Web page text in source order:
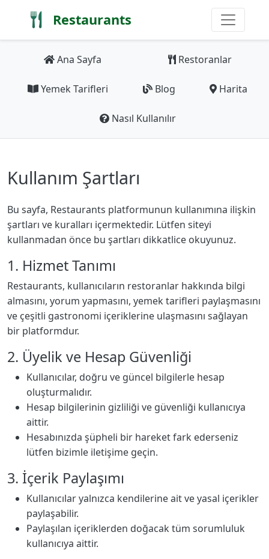
Restaurants
Ana Sayfa Restoranlar
Yemek Tarifleri Blog Harita
Nasıl Kullanılır
Kullanım Şartları
Bu sayfa, Restaurants platformunun kullanımına ilişkin
şartları ve kuralları içermektedir. Lütfen siteyi
kullanmadan önce bu şartları dikkatlice okuyunuz.
1. Hizmet Tanımı
Restaurants, kullanıcıların restoranlar hakkında bilgi
almasını, yorum yapmasını, yemek tarifleri paylaşmasını
ve çeşitli gastronomi içeriklerine ulaşmasını sağlayan
bir platformdur.
2. Üyelik ve Hesap Güvenliği
Kullanıcılar, doğru ve güncel bilgilerle hesap
oluşturmalıdır.
Hesap bilgilerinin gizliliği ve güvenliği kullanıcıya
aittir.
Hesabınızda şüpheli bir hareket fark ederseniz
lütfen bizimle iletişime geçin.
3. İçerik Paylaşımı
Kullanıcılar yalnızca kendilerine ait ve yasal içerikler
paylaşabilir.
Paylaşılan içeriklerden doğacak tüm sorumluluk
kullanıcıya aittir.